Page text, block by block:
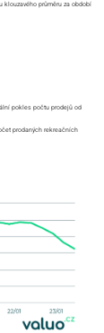
klouzavého průměru za období
pokles počtu prodejů od
prodaných rekreačních